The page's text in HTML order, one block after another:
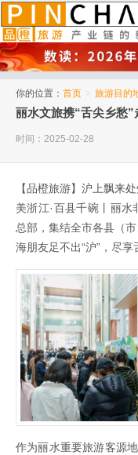
你的位置： 首页 > 旅游目的
丽水文旅携“舌尖乡愁
时间：2025-02-28
【品橙旅游】沪上飘来
美浙江·百县千碗丨丽
总部，集结全市各县（
海朋友足不出“沪”，尽享
作为丽水重要旅游客源